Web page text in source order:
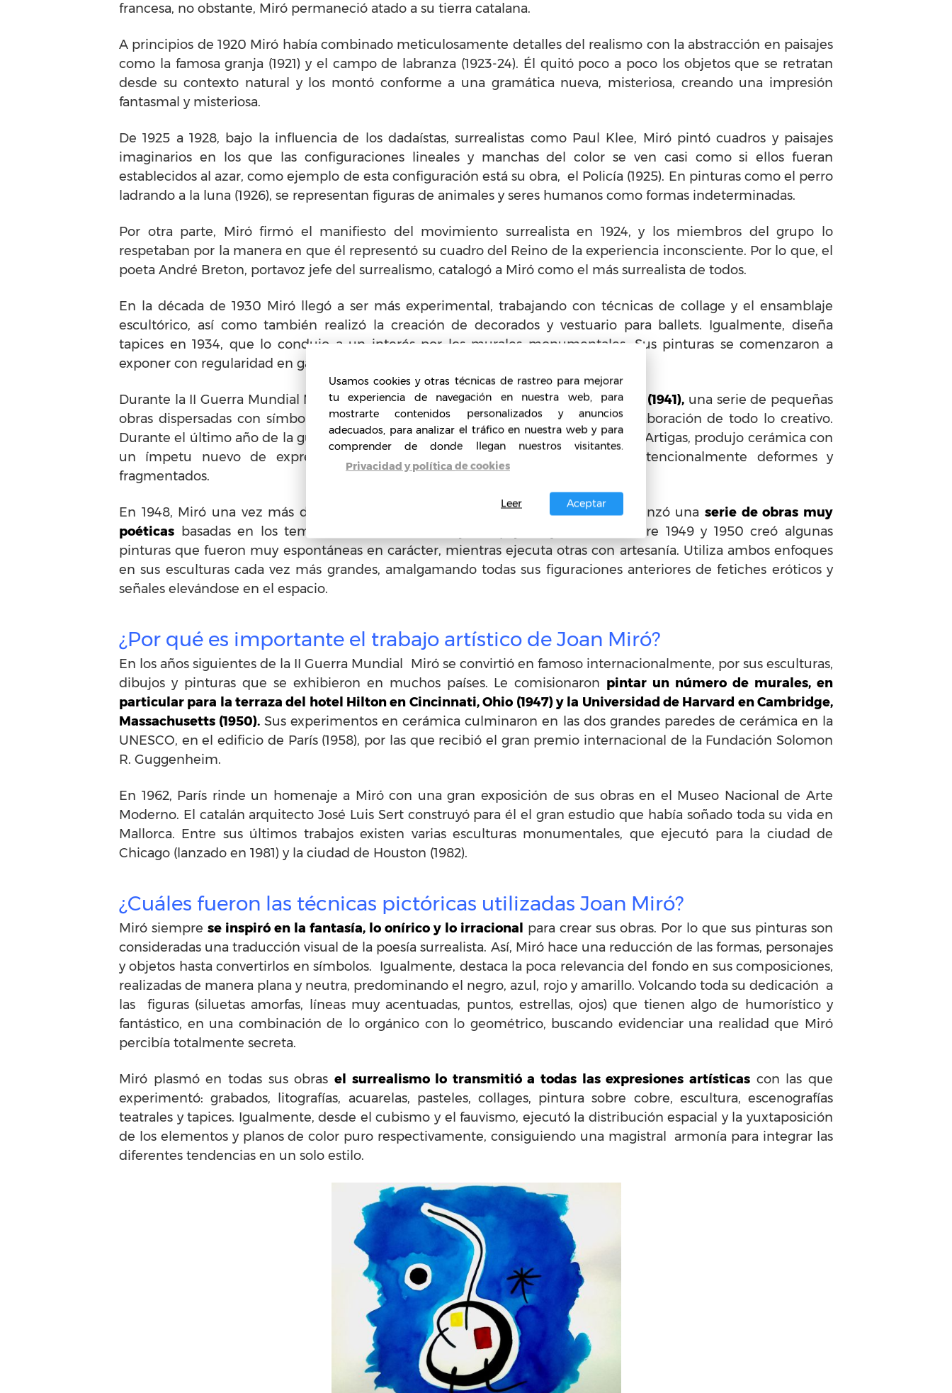
francesa, no obstante, Miró permaneció atado a su tierra catalana.
A principios de 1920 Miró había combinado meticulosamente detalles del realismo con la abstracción en paisajes
como la famosa granja (1921) y el campo de labranza (1923-24). Él quitó poco a poco los objetos que se retratan
desde su contexto natural y los montó conforme a una gramática nueva, misteriosa, creando una impresión
fantasmal y misteriosa.
De 1925 a 1928, bajo la influencia de los dadaístas, surrealistas como Paul Klee, Miró pintó cuadros y paisajes
imaginarios en los que las configuraciones lineales y manchas del color se ven casi como si ellos fueran
establecidos al azar, como ejemplo de esta configuración está su obra, el Policía (1925). En pinturas como el perro
ladrando a la luna (1926), se representan figuras de animales y seres humanos como formas indeterminadas.
Por otra parte, Miró firmó el manifiesto del movimiento surrealista en 1924, y los miembros del grupo lo
respetaban por la manera en que él representó su cuadro del Reino de la experiencia inconsciente. Por lo que, el
poeta André Breton, portavoz jefe del surrealismo, catalogó a Miró como el más surrealista de todos.
En la década de 1930 Miró llegó a ser más experimental, trabajando con técnicas de collage y el ensamblaje
escultórico, así como también realizó la creación de decorados y vestuario para ballets. Igualmente, diseña
tapices en 1934, que lo condujo a un interés por los murales monumentales. Sus pinturas se comenzaron a
exponer con regularidad en galerías francesas y americanas.
Durante la II Guerra Mundial Miró vuelve a España,donde pintó las constelaciones (1941), una serie de pequeñas
obras dispersadas con símbolos de los elementos del cosmos, expresando la colaboración de todo lo creativo.
Durante el último año de la guerra (1944), Miró, junto con su amigo de José Lloréns Artigas, produjo cerámica con
un ímpetu nuevo de expresión por lo que, sus barcos eran a menudo intencionalmente deformes y
fragmentados.
En 1948, Miró una vez más divide su tiempo entre España y París. Ese año comenzó unaserie de obras muy
poéticas basadas en los temas combinados de mujeres, pájaros y estrellas. Entre 1949 y 1950 creó algunas
pinturas que fueron muy espontáneas en carácter, mientras ejecuta otras con artesanía. Utiliza ambos enfoques
en sus esculturas cada vez más grandes, amalgamando todas sus figuraciones anteriores de fetiches eróticos y
señales elevándose en el espacio.
¿Por qué es importante el trabajo artístico de Joan Miró?
En los años siguientes de la II Guerra Mundial Miró se convirtió en famoso internacionalmente, por sus esculturas,
dibujos y pinturas que se exhibieron en muchos países. Le comisionaron pintar un número de murales, en
particular para la terraza del hotel Hilton en Cincinnati, Ohio (1947) y la Universidad de Harvard en Cambridge,
Massachusetts (1950). Sus experimentos en cerámica culminaron en las dos grandes paredes de cerámica en la
UNESCO, en el edificio de París (1958), por las que recibió el gran premio internacional de la Fundación Solomon
R. Guggenheim.
En 1962, París rinde un homenaje a Miró con una gran exposición de sus obras en el Museo Nacional de Arte
Moderno. El catalán arquitecto José Luis Sert construyó para él el gran estudio que había soñado toda su vida en
Mallorca. Entre sus últimos trabajos existen varias esculturas monumentales, que ejecutó para la ciudad de
Chicago (lanzado en 1981) y la ciudad de Houston (1982).
¿Cuáles fueron las técnicas pictóricas utilizadas Joan Miró?
Miró siempre se inspiró en la fantasía, lo onírico y lo irracional
para crear sus obras. Por lo que sus pinturas son
consideradas una traducción visual de la poesía surrealista. Así, Miró hace una reducción de las formas, personajes
y objetos hasta convertirlos en símbolos. Igualmente, destaca la poca relevancia del fondo en sus composiciones,
realizadas de manera plana y neutra, predominando el negro, azul, rojo y amarillo. Volcando toda su dedicación a
las figuras (siluetas amorfas, líneas muy acentuadas, puntos, estrellas, ojos) que tienen algo de humorístico y
fantástico, en una combinación de lo orgánico con lo geométrico, buscando evidenciar una realidad que Miró
percibía totalmente secreta.
Miró plasmó en todas sus obras el surrealismo lo transmitió a todas las expresiones artísticas con las que
experimentó: grabados, litografías, acuarelas, pasteles, collages, pintura sobre cobre, escultura, escenografías
teatrales y tapices. Igualmente, desde el cubismo y el fauvismo, ejecutó la distribución espacial y la yuxtaposición
de los elementos y planos de color puro respectivamente, consiguiendo una magistral armonía para integrar las
diferentes tendencias en un solo estilo.
Usamos cookies y otras técnicas de rastreo para mejorar
tu experiencia de navegación en nuestra web, para
mostrarte contenidos personalizados y anuncios
adecuados, para analizar el tráfico en nuestra web y para
comprender de donde llegan nuestros visitantes.
Privacidad y política de cookies
Aceptar
Leer